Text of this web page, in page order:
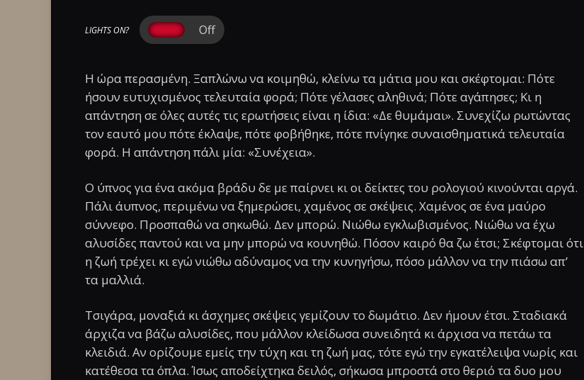
LIGHTS ON?
Η ώρα περασμένη. Ξαπλώνω να κοιμηθώ, κλείνω τα μάτια μου και σκέφτομαι: Πότε
ήσουν ευτυχισμένος τελευταία φορά; Πότε γέλασες αληθινά; Πότε αγάπησες; Κι η
απάντηση σε όλες αυτές τις ερωτήσεις είναι η ίδια: «Δε θυμάμαι». Συνεχίζω ρωτώντας
τον εαυτό μου πότε έκλαψε, πότε φοβήθηκε, πότε πνίγηκε συναισθηματικά τελευταία
φορά. Η απάντηση πάλι μία: «Συνέχεια».
Ο ύπνος για ένα ακόμα βράδυ δε με παίρνει κι οι δείκτες του ρολογιού κινούνται αργά.
Πάλι άυπνος, περιμένω να ξημερώσει, χαμένος σε σκέψεις. Χαμένος σε ένα μαύρο
σύννεφο. Προσπαθώ να σηκωθώ. Δεν μπορώ. Νιώθω εγκλωβισμένος. Νιώθω να έχω
αλυσίδες παντού και να μην μπορώ να κουνηθώ. Πόσον καιρό θα ζω έτσι; Σκέφτομαι ότι
η ζωή τρέχει κι εγώ νιώθω αδύναμος να την κυνηγήσω, πόσο μάλλον να την πιάσω απ’
τα μαλλιά.
Τσιγάρα, μοναξιά κι άσχημες σκέψεις γεμίζουν το δωμάτιο. Δεν ήμουν έτσι. Σταδιακά
άρχιζα να βάζω αλυσίδες, που μάλλον κλείδωσα συνειδητά κι άρχισα να πετάω τα
κλειδιά. Αν ορίζουμε εμείς την τύχη και τη ζωή μας, τότε εγώ την εγκατέλειψα νωρίς και
κατέθεσα τα όπλα. Ίσως αποδείχτηκα δειλός, σήκωσα μπροστά στο θεριό τα δυο μου